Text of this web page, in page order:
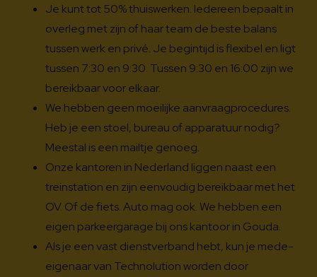
Je kunt tot 50% thuiswerken. Iedereen bepaalt in
overleg met zijn of haar team de beste balans
tussen werk en privé. Je begintijd is flexibel en ligt
tussen 7:30 en 9:30. Tussen 9:30 en 16:00 zijn we
bereikbaar voor elkaar.
We hebben geen moeilijke aanvraagprocedures.
Heb je een stoel, bureau of apparatuur nodig?
Meestal is een mailtje genoeg.
Onze kantoren in Nederland liggen naast een
treinstation en zijn eenvoudig bereikbaar met het
OV. Of de fiets. Auto mag ook. We hebben een
eigen parkeergarage bij ons kantoor in Gouda.
Als je een vast dienstverband hebt, kun je mede-
eigenaar van Technolution worden door